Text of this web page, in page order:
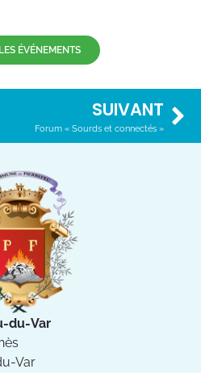
ÉVÉNEMENTS
SUIVANT
Forum « Sourds et connectés »
du-Var
Var